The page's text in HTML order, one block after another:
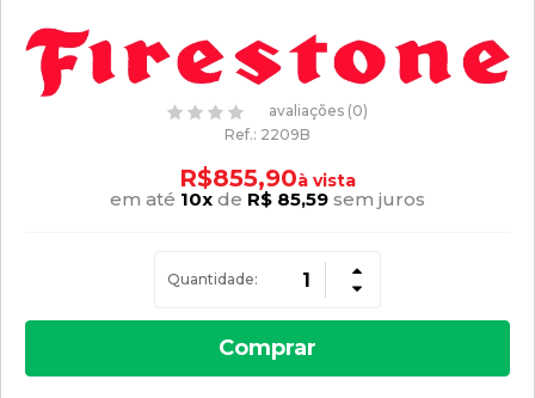
avaliações (0)
Ref.: 2209B
R$855,90
em até 10x de R$ 85,59 sem juros
Quantidade:
Comprar